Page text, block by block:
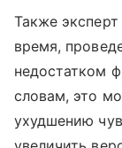
Также
время,
недостатком
словам, это
ухудшению